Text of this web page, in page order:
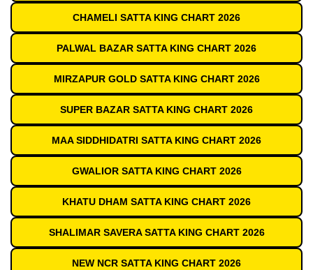
CHAMELI SATTA KING CHART 2026
PALWAL BAZAR SATTA KING CHART 2026
MIRZAPUR GOLD SATTA KING CHART 2026
SUPER BAZAR SATTA KING CHART 2026
MAA SIDDHIDATRI SATTA KING CHART 2026
GWALIOR SATTA KING CHART 2026
KHATU DHAM SATTA KING CHART 2026
SHALIMAR SAVERA SATTA KING CHART 2026
NEW NCR SATTA KING CHART 2026